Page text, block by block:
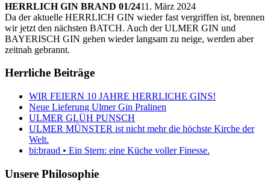
HERRLICH GIN BRAND 01/2411. März 2024
Da der aktuelle HERRLICH GIN wieder fast vergriffen ist, brennen
wir jetzt den nächsten BATCH. Auch der ULMER GIN und
BAYERISCH GIN gehen wieder langsam zu neige, werden aber
zeitnah gebrannt.
Herrliche Beiträge
WIR FEIERN 10 JAHRE HERRLICHE GINS!
Neue Lieferung Ulmer Gin Pralinen
ULMER GLÜH PUNSCH
ULMER MÜNSTER ist nicht mehr die höchste Kirche der
Welt.
bi:braud • Ein Stern: eine Küche voller Finesse.
Unsere Philosophie